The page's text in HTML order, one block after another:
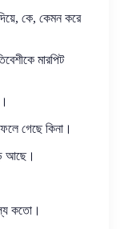
কে, কেমন করে
মারপিট
গেছে কিনা।
আছে।
কতো।